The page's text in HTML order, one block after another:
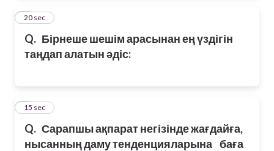
Q. Бірнеше шешім арасынан ең үздігін
таңдап алатын әдіс:
2
20 sec
Q. Сарапшы ақпарат негізінде жағдайға,
нысанның даму тенденцияларына баға
315 sec